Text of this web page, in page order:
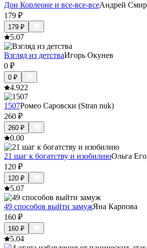
Дон Корлеоне и все-все-всеАндрей
179 ₽
179 ₽
5.07
Взгляд из детстваИгорь Окунев
0 ₽
0 ₽
4.922
1507Ромео Саровски (Stran nuk)
260 ₽
260 ₽
0.00
21 шаг к богатству и изобилиюОльга
120 ₽
120 ₽
5.07
49 способов выйти замужЯна Карпова
160 ₽
160 ₽
5.04